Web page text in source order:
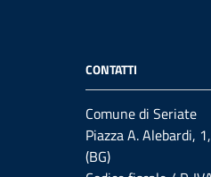
CONTATTI
Comune di Seriate
Piazza A. Alebardi,
(BG)